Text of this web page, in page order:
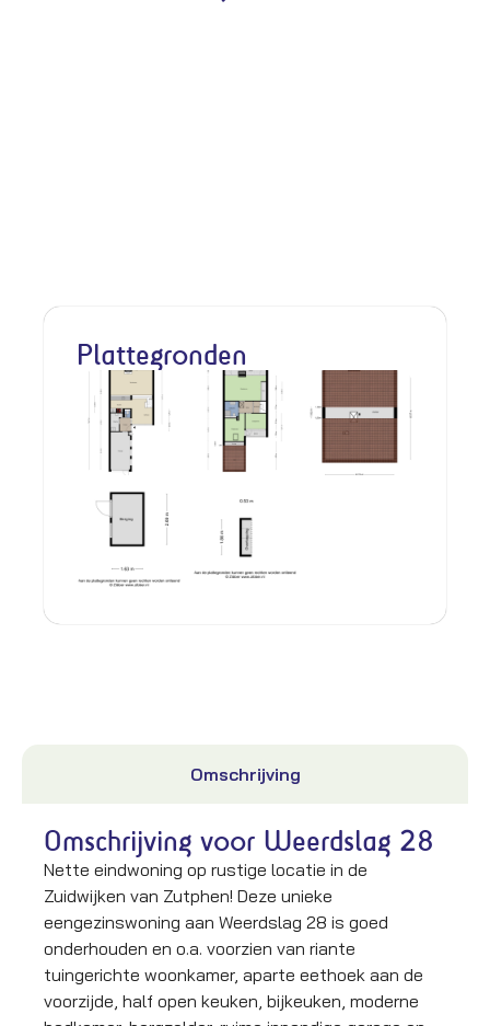
Plattegronden
Omschrijving
Omschrijving voor Weerdslag 28
Nette eindwoning op rustige locatie in de
Zuidwijken van Zutphen! Deze unieke
eengezinswoning aan Weerdslag 28 is goed
onderhouden en o.a. voorzien van riante
tuingerichte woonkamer, aparte eethoek aan de
voorzijde, half open keuken, bijkeuken, moderne